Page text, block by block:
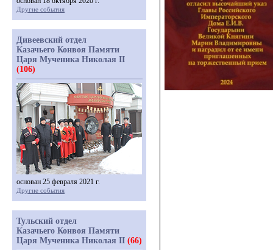
Другие события
Дивеевский отдел
Казачьего Конвоя Памяти
Царя Мученика Николая II
(106)
основан 25 февраля 2021 г.
Другие события
Тульский отдел
Казачьего Конвоя Памяти
Царя Мученика Николая II (66)